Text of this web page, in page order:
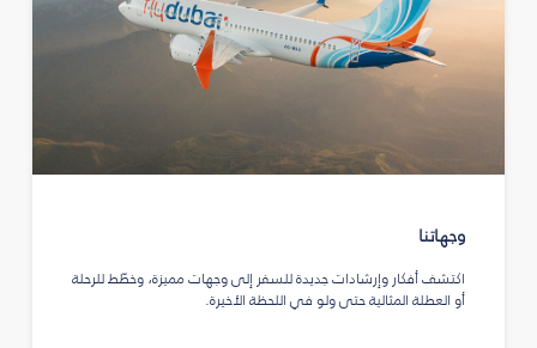
وجهاتنا
اكتشف أفكار وإرشادات جديدة للسفر إلى وجهات مميزة، وخطّط للرحلة
أو العطلة المثالية حتى ولو في اللحظة الأخيرة.